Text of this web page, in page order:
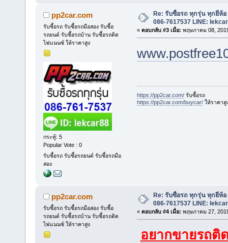
pp2car.com
รับซื้อรถ รับซื้อรถมือสอง รับซื้อ
รถยนต์ รับซื้อรถบ้าน รับซื้อรถติด
ไฟแนนซ์ ให้ราคาสูง
กระทู้: 5
Popular Vote : 0
รับซื้อรถ รับซื้อรถยนต์ รับซื้อรถมือ
สอง
Re: รับซื้อรถ ทุกรุ่น ทุกยี่ห้
086-7617537 LINE:
« ตอบกลับ #3 เมื่อ: พฤษภาคม 08,
https://pp2car.com/รับซื้อรถ
https://pp2car.com/buycar/ให้ราคาสู
pp2car.com
รับซื้อรถ รับซื้อรถมือสอง รับซื้อ
รถยนต์ รับซื้อรถบ้าน รับซื้อรถติด
ไฟแนนซ์ ให้ราคาสูง
Re: รับซื้อรถ ทุกรุ่น ทุกยี่ห้
086-7617537 LINE:
« ตอบกลับ #4 เมื่อ: พฤษภาคม 27,
อยากขายรถติ